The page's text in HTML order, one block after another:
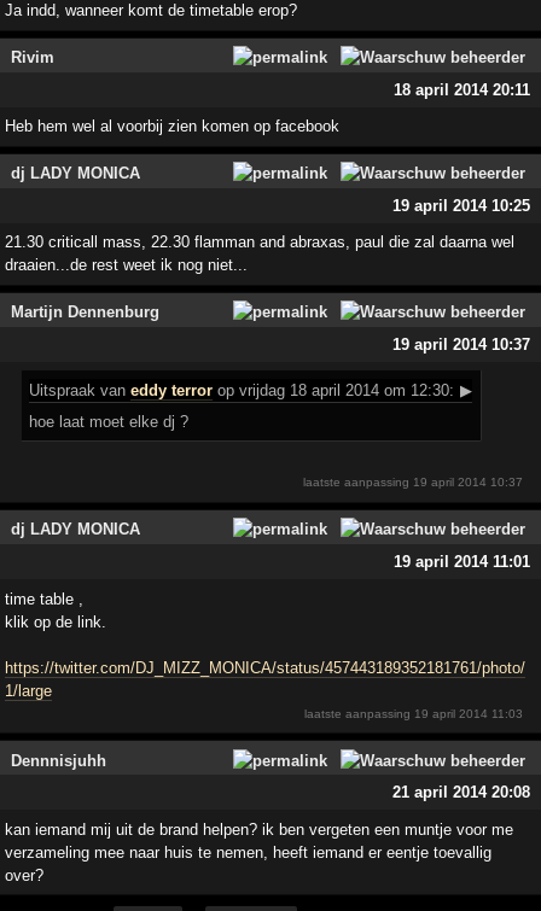
Ja indd, wanneer komt de timetable erop?
Rivim
18 april 2014 20:11
Heb hem wel al voorbij zien komen op facebook
dj LADY MONICA
19 april 2014 10:25
21.30 criticall mass, 22.30 flamman and abraxas, paul die zal daarna wel
draaien...de rest weet ik nog niet...
Martijn Dennenburg
19 april 2014 10:37
Uitspraak vaneddy terror op vrijdag 18 april 2014 om 12:30: ▶
hoe laat moet elke dj ?
laatste aanpassing 19 april 2014 10:37
dj LADY MONICA
19 april 2014 11:01
time table ,
klik op de link.
https://twitter.com/DJ_MIZZ_MONICA/status/457443189352181761/photo/
1/large
laatste aanpassing 19 april 2014 11:03
Dennnisjuhh
21 april 2014 20:08
kan iemand mij uit de brand helpen? ik ben vergeten een muntje voor me
verzameling mee naar huis te nemen, heeft iemand er eentje toevallig
over?